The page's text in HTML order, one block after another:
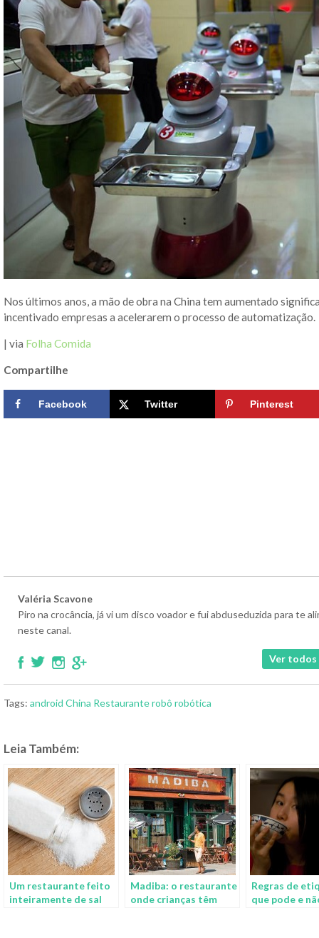
Nos últimos anos, a mão de obra na China tem aumentado
incentivado empresas a acelerarem o processo de automatização.
| via Folha Comida
Compartilhe
Facebook Twitter Pinterest
Valéria Scavone
Piro na crocância, já vi um disco voador e fui abduseduzida para te
neste canal.
Ver todos
Tags: android China Restauranterobô robótica
Leia Também:
Um restaurante feito
inteiramente de sal
Madiba: o restaurante
onde crianças têm
Regras de
que pode e